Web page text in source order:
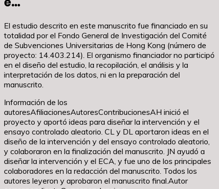
El estudio descrito en este manuscrito fue financiado en su
totalidad por el Fondo General de Investigación del Comité
de Subvenciones Universitarias de Hong Kong (número de
proyecto: 14.403.214). El organismo financiador no participó
en el diseño del estudio, la recopilación, el análisis y la
interpretación de los datos, ni en la preparación del
manuscrito.
Información de los
autoresAfiliacionesAutoresContribucionesAH inició el
proyecto y aportó ideas para diseñar la intervención y el
ensayo controlado aleatorio. CL y DL aportaron ideas en el
diseño de la intervención y del ensayo controlado aleatorio,
y colaboraron en la finalización del manuscrito. JN ayudó a
diseñar la intervención y el ECA, y fue uno de los principales
colaboradores en la redacción del manuscrito. Todos los
autores leyeron y aprobaron el manuscrito final.Autor